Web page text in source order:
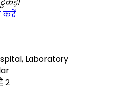
करें
Laboratory
2